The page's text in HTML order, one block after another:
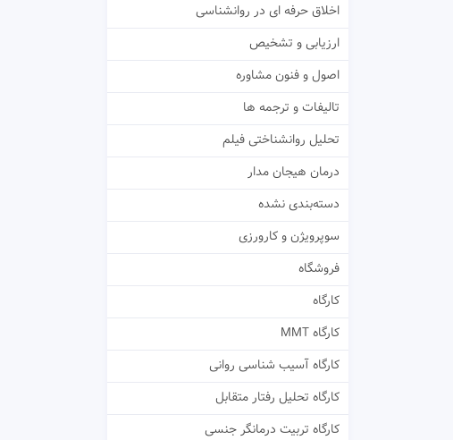
اخلاق حرفه ای در روانشناسی
ارزیابی و تشخیص
اصول و فنون مشاوره
تالیفات و ترجمه ها
تحلیل روانشناختی فیلم
درمان هیجان مدار
دسته‌بندی نشده
سوپرویژن و کارورزی
فروشگاه
کارگاه
کارگاه MMT
کارگاه آسیب شناسی روانی
کارگاه تحلیل رفتار متقابل
کارگاه تربیت درمانگر جنسی